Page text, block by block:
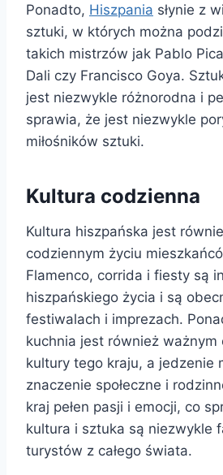
Ponadto, Hiszpania słynie z
sztuki, w których można
takich mistrzów jak Pablo
Dali czy Francisco Goya.
jest niezwykle różnorodna i
sprawia, że ​​jest niezwykle
miłośników sztuki.
Kultura codzienna
Kultura hiszpańska jest
codziennym życiu
Flamenco, corrida i fiesty są
hiszpańskiego życia i są
festiwalach i imprezach.
kuchnia jest również ważnym
kultury tego kraju, a jedzenie
znaczenie społeczne i
kraj pełen pasji i emocji, co
kultura i sztuka są niezwykle
turystów z całego świata.